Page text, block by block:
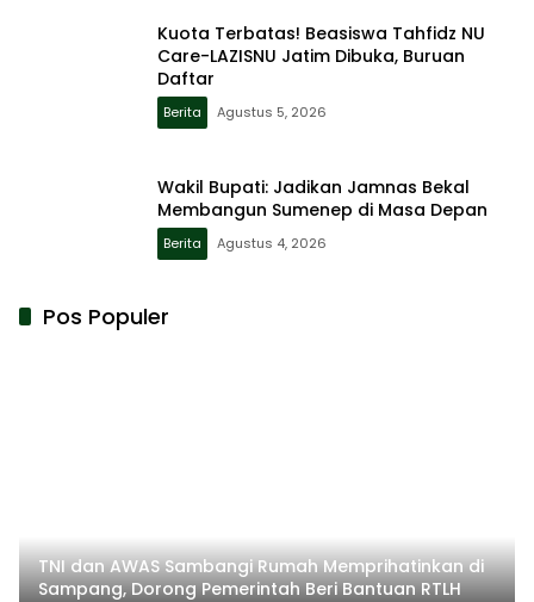
Kuota Terbatas! Beasiswa Tahfidz NU
Care-LAZISNU Jatim Dibuka, Buruan
Daftar
Berita Agustus 5, 2026
Wakil Bupati: Jadikan Jamnas Bekal
Membangun Sumenep di Masa Depan
Berita Agustus 4, 2026
Pos Populer
TNI dan AWAS Sambangi Rumah Memprihatinkan di
Sampang, Dorong Pemerintah Beri Bantuan RTLH